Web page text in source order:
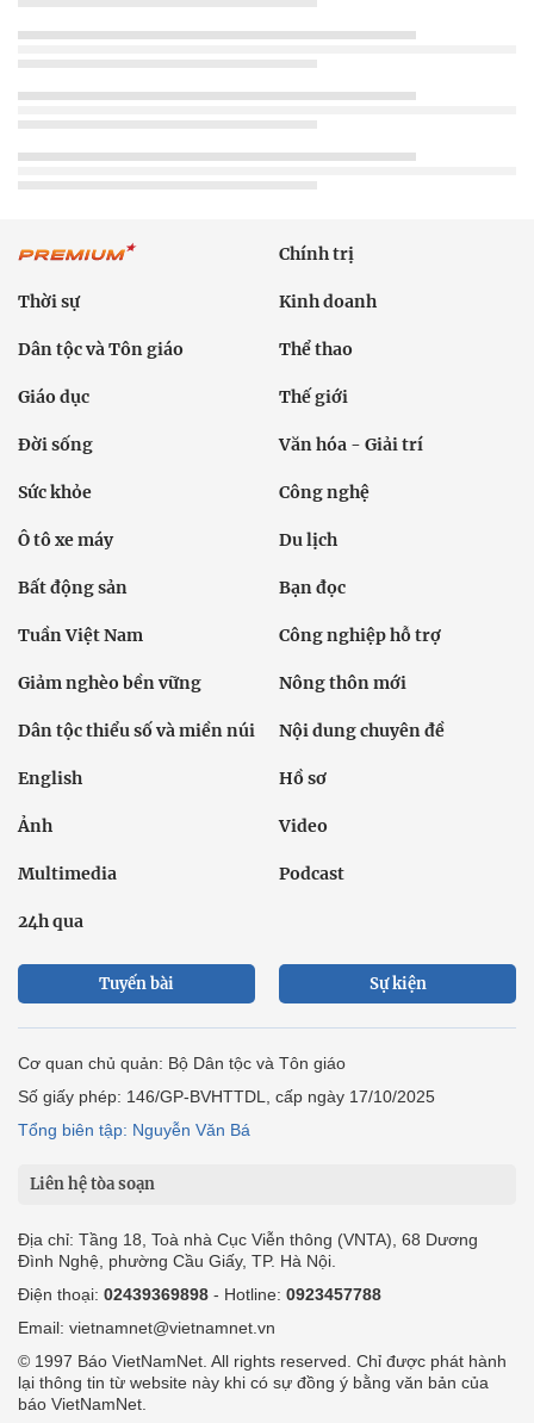
Chính trị
Thời sự Kinh doanh
Dân tộc và Tôn giáo Thể thao
Giáo dục Thế giới
Đời sống Văn hóa - Giải trí
Sức khỏe Công nghệ
Ô tô xe máy Du lịch
Bất động sản Bạn đọc
Tuần Việt Nam Công nghiệp hỗ trợ
Giảm nghèo bền vững Nông thôn mới
Dân tộc thiểu số và miền núi Nội dung chuyên đề
English Hồ sơ
Ảnh Video
Multimedia Podcast
24h qua
Tuyến bài Sự kiện
Cơ quan chủ quản: Bộ Dân tộc và Tôn giáo
Số giấy phép: 146/GP-BVHTTDL, cấp ngày 17/10/2025
Tổng biên tập: Nguyễn Văn Bá
Liên hệ tòa soạn
Địa chỉ: Tầng 18, Toà nhà Cục Viễn thông (VNTA), 68 Dương
Đình Nghệ, phường Cầu Giấy, TP. Hà Nội.
Điện thoại: 02439369898 - Hotline: 0923457788
Email: vietnamnet@vietnamnet.vn
© 1997 Báo VietNamNet. All rights reserved. Chỉ được phát hành
lại thông tin từ website này khi có sự đồng ý bằng văn bản của
báo VietNamNet.